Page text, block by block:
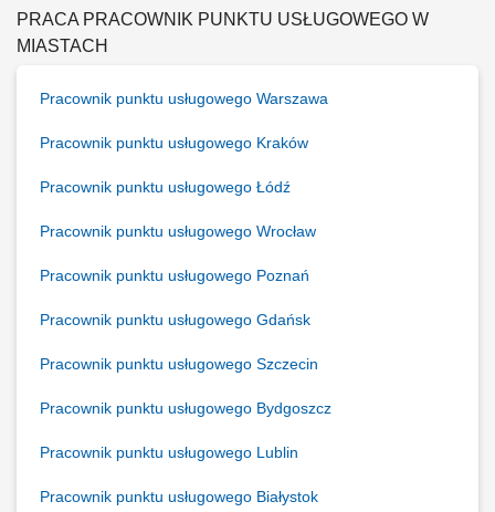
PRACA PRACOWNIK PUNKTU USŁUGOWEGO W
MIASTACH
Pracownik punktu usługowego Warszawa
Pracownik punktu usługowego Kraków
Pracownik punktu usługowego Łódź
Pracownik punktu usługowego Wrocław
Pracownik punktu usługowego Poznań
Pracownik punktu usługowego Gdańsk
Pracownik punktu usługowego Szczecin
Pracownik punktu usługowego Bydgoszcz
Pracownik punktu usługowego Lublin
Pracownik punktu usługowego Białystok